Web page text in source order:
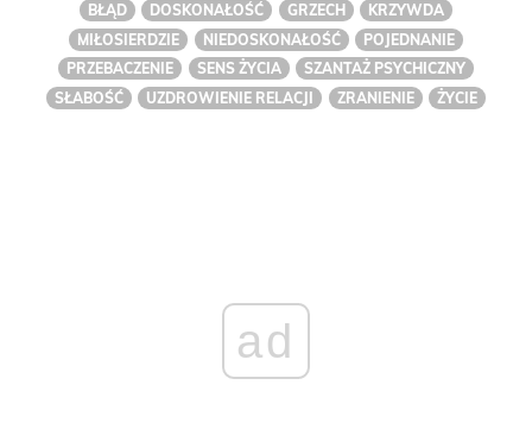
BŁĄD DOSKONAŁOŚĆ GRZECH
KRZYWDA
MIŁOSIERDZIE
NIEDOSKONAŁOŚĆ
POJEDNANIE
PRZEBACZENIE
SENS ŻYCIA
SZANTAŻ PSYCHICZNY
SŁABOŚĆ
UZDROWIENIE RELACJI ZRANIENIE ŻYCIE
ad